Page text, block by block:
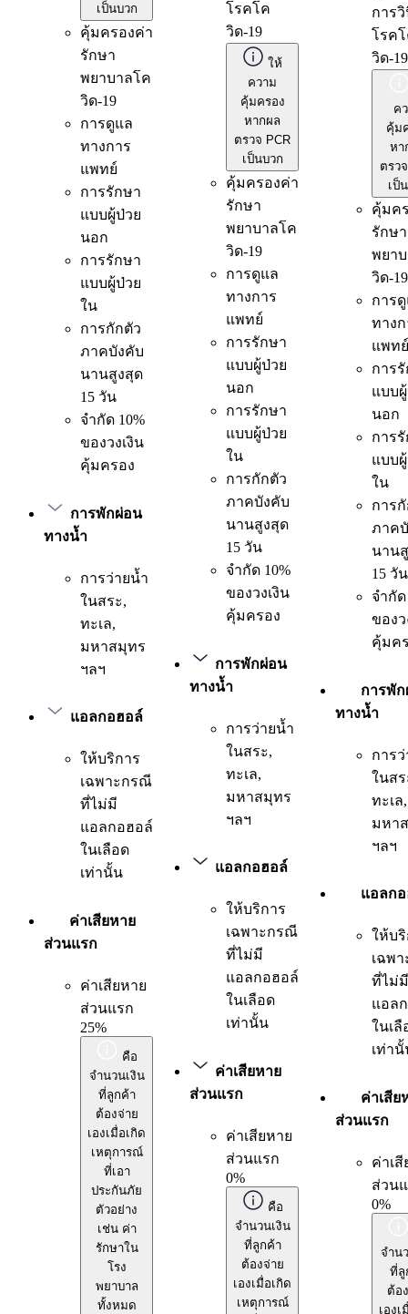
เป็นบวก
คุ้มครองค่า
รักษา
พยาบาลโค
วิด-19
การดูแล
ทางการ
แพทย์
การรักษา
แบบผู้ป่วย
นอก
การรักษา
แบบผู้ป่วย
ใน
การกักตัว
ภาคบังคับ
นานสูงสุด
15 วัน
จำกัด 10%
ของวงเงิน
คุ้มครอง
การพักผ่อน
ทางน้ำ
การว่ายน้ำ
ในสระ,
ทะเล,
มหาสมุทร
ฯลฯ
แอลกอฮอล์
ให้บริการ
เฉพาะกรณี
ที่ไม่มี
แอลกอฮอล์
ในเลือด
เท่านั้น
ค่าเสียหาย
ส่วนแรก
ค่าเสียหาย
ส่วนแรก
25%
คือ
จำนวนเงิน
ที่ลูกค้า
ต้องจ่าย
เองเมื่อเกิด
เหตุการณ์
ที่เอา
ประกันภัย
ตัวอย่าง
เช่น ค่า
รักษาใน
โรง
พยาบาล
ทั้งหมด
โรคโค
วิด-19
ให้
ความ
คุ้มครอง
หากผล
ตรวจ PCR
เป็นบวก
คุ้มครองค่า
รักษา
พยาบาลโค
วิด-19
การดูแล
ทางการ
แพทย์
การรักษา
แบบผู้ป่วย
นอก
การรักษา
แบบผู้ป่วย
ใน
การกักตัว
ภาคบังคับ
นานสูงสุด
15 วัน
จำกัด 10%
ของวงเงิน
คุ้มครอง
การพักผ่อน
ทางน้ำ
การว่ายน้ำ
ในสระ,
ทะเล,
มหาสมุทร
ฯลฯ
แอลกอฮอล์
ให้บริการ
เฉพาะกรณี
ที่ไม่มี
แอลกอฮอล์
ในเลือด
เท่านั้น
ค่าเสียหาย
ส่วนแรก
ค่าเสียหาย
ส่วนแรก
0%
คือ
จำนวนเงิน
ที่ลูกค้า
ต้องจ่าย
เองเมื่อเกิด
เหตุการณ์
การ
โรค
วิด-19
ค
คุ้ม
หา
ตรว
เป็
คุ้มค
รักษา
พยา
วิด-19
การ
ทาง
แพทย์
การ
แบบ
นอก
การ
แบบ
ใน
การ
ภาค
นาน
15 วัน
จำกัด
ของว
คุ้มค
การพั
ทางน้ำ
การ
ในสร
ทะเล,
มหา
ฯลฯ
แอลก
ให้บ
เฉพ
ที่ไม่มี
แอล
ในเลื
เท่า
ค่าเสีย
ส่วนแรก
ค่าเ
ส่วน
0%
จำน
ที่ลู
ต้อ
เองเ